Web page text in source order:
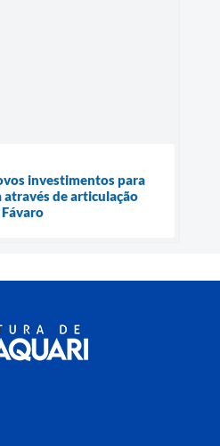
investimentos para
de articulação